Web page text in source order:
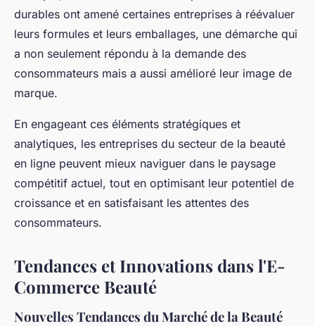
durables ont amené certaines entreprises à réévaluer
leurs formules et leurs emballages, une démarche qui
a non seulement répondu à la demande des
consommateurs mais a aussi amélioré leur image de
marque.
En engageant ces éléments stratégiques et
analytiques, les entreprises du secteur de la beauté
en ligne peuvent mieux naviguer dans le paysage
compétitif actuel, tout en optimisant leur potentiel de
croissance et en satisfaisant les attentes des
consommateurs.
Tendances et Innovations dans l'E-
Commerce Beauté
Nouvelles Tendances du Marché de la Beauté